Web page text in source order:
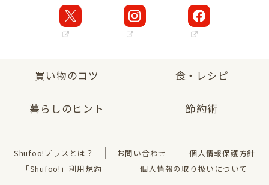
買い物のコツ 食・レシピ
暮らしのヒント 節約術
Shufoo!プラスとは？ お問い合わせ
個人情報保護方針
「Shufoo!」利用規約
個人情報の取り扱いについて